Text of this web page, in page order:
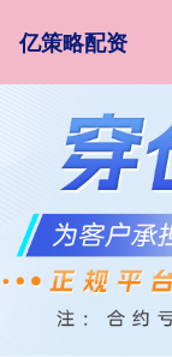
亿策略配资